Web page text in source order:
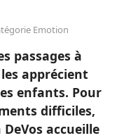
Emotion
passages à
apprécient
enfants. Pour
difficiles,
accueille